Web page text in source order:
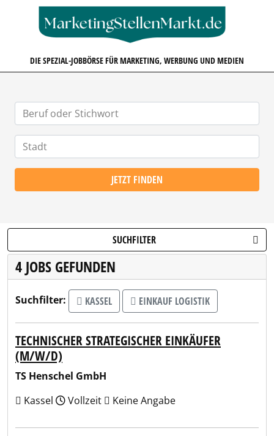
DIE SPEZIAL-JOBBÖRSE FÜR MARKETING, WERBUNG UND MEDIEN
JETZT FINDEN
SUCHFILTER
4 JOBS GEFUNDEN
Suchfilter: KASSEL EINKAUF LOGISTIK
TECHNISCHER STRATEGISCHER EINKÄUFER
(M/W/D)
TS Henschel GmbH
Kassel
Vollzeit Keine Angabe